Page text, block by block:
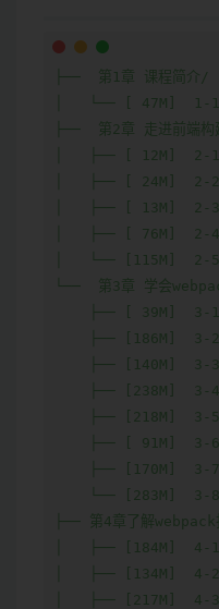
├──  第1章 课程简介/
│   └── [ 47M]  1-1
├──  第2章 走进前端构
│   ├── [ 12M]  2-1
│   ├── [ 24M]  2-2
│   ├── [ 13M]  2-3
│   ├── [ 76M]  2-4
│   └── [115M]  2-5
└──  第3章 学会
├── [ 39M]  3-
├── [186M]  3-
├── [140M]  3-3
├── [238M]  3-4
├── [218M]  3-5
├── [ 91M]  3-6
├── [170M]  3-7
└── [283M]  3-8
├── 第4章了解webpack
│   ├── [184M]  4-
│   ├── [134M]  4-
│   ├── [217M]  4-